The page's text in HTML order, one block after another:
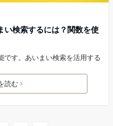
い検索するには？関数を使
です。あいまい検索を活用する
読む